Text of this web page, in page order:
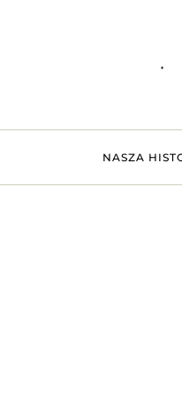
NASZA